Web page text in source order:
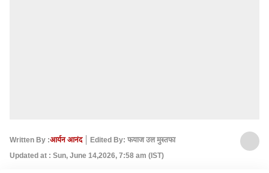
Written By :आर्यन आनंद
Edited By: फयाज उल मुस्तफा
Updated at : Sun, June 14,2026, 7:58 am (IST)